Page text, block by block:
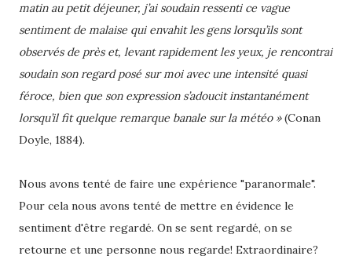
matin au petit déjeuner, j’ai soudain ressenti ce vague
sentiment de malaise qui envahit les gens lorsqu’ils sont
observés de près et, levant rapidement les yeux, je rencontrai
soudain son regard posé sur moi avec une intensité quasi
féroce, bien que son expression s’adoucit instantanément
lorsqu’il fit quelque remarque banale sur la météo »(Conan
Doyle, 1884).
Nous avons tenté de faire une expérience "paranormale".
Pour cela nous avons tenté de mettre en évidence le
sentiment d'être regardé. On se sent regardé, on se
retourne et une personne nous regarde! Extraordinaire?